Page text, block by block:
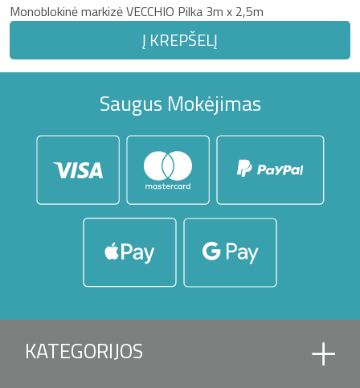
Monoblokinė markizė VECCHIO Pilka 3m x 2,5m
Į KREPŠELĮ
Saugus Mokėjimas
KATEGORIJOS